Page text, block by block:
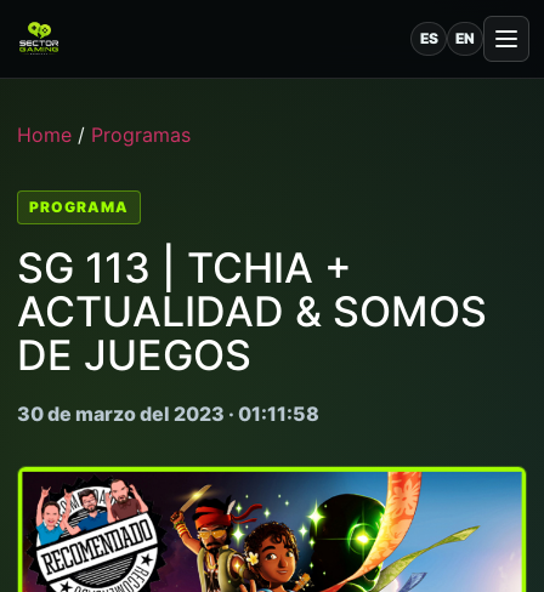
ES EN
Home / Programas
PROGRAMA
SG 113 | TCHIA +
ACTUALIDAD & SOMOS
DE JUEGOS
30 de marzo del 2023 · 01:11:58